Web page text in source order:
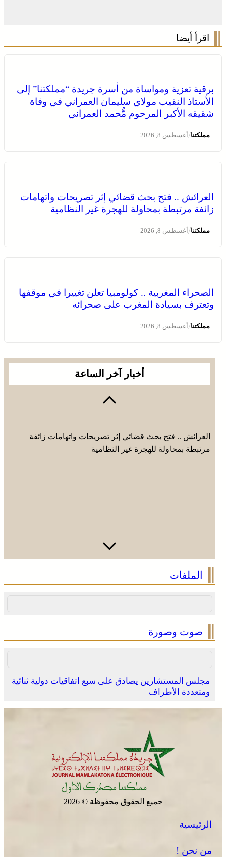
اقرأ أيضا
برقية تعزية ومواساة من أسرة جريدة “مملكتنا” إلى
الأستاذ النقيب مولاي سليمان العمراني في وفاة
شقيقه الأكبر المرحوم مُّحمد العمراني
مملكتنا/أغسطس 8, 2026
العرائش .. فتح بحث قضائي إثر تصريحات واتهامات
زائفة مرتبطة بمحاولة للهجرة غير النظامية
مملكتنا/أغسطس 8, 2026
الصحراء المغربية .. كولومبيا تعلن تغييرا في موقفها
وتعترف بسيادة المغرب على صحرائه
مملكتنا/أغسطس 8, 2026
أخبار آخر الساعة
برقية تعزية ومواساة من أسرة جريدة “مملكتنا” إلى الأستاذ
المرحوم مُّحمد العمراني
العرائش .. فتح بحث قضائي إثر تصريحات واتهامات زائفة
مرتبطة بمحاولة للهجرة غير النظامية
الصحراء المغربية .. كولومبيا تعلن تغييرا في موقفها وتعترف
بسيادة المغرب على صحرائه
الصحراء المغربية .. كولومبيا تعلن تغييرا في موقفها وتعترف
برقية تعزية ومواساة من أسرة جريدة “مملكتنا” إلى الأستاذ
الملفات
صوت وصورة
مجلس المستشارين يصادق على سبع اتفاقيات دولية ثنائية
ومتعددة الأطراف
جميع الحقوق محفوظة © 2026
الرئيسية
من نحن !